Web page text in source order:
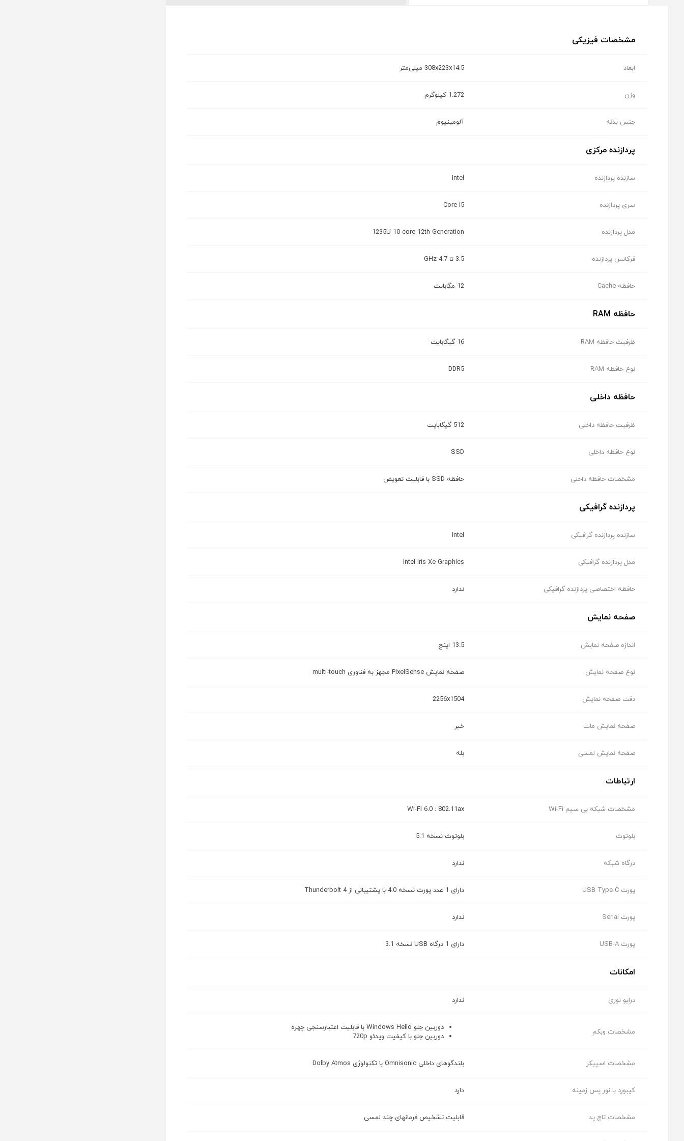
مشخصات فیزیکی
ابعاد 308x223x14.5 میلی‌متر
وزن 1.272 کیلوگرم
جنس بدنه آلومینیوم
پردازنده مرکزی
سازنده پردازنده Intel
سری پردازنده Core i5
مدل پردازنده 1235U 10-core 12th Generation
فرکانس پردازنده 3.5 تا 4.7 GHz
حافظه Cache 12 مگابایت
حافظه RAM
ظرفیت حافظه RAM 16 گیگابایت
نوع حافظه RAM DDR5
حافظه داخلی
ظرفیت حافظه داخلی 512 گیگابایت
نوع حافظه داخلی SSD
مشخصات حافظه داخلی حافظه SSD با قابلیت تعویض
پردازنده گرافیکی
سازنده پردازنده گرافیکی Intel
مدل پردازنده گرافیکی Intel Iris Xe Graphics
حافظه اختصاصی پردازنده گرافیکی ندارد
صفحه نمایش
اندازه صفحه نمایش 13.5 اینچ
نوع صفحه نمایش صفحه نمایش PixelSense مجهز به فناوری multi-touch
دقت صفحه نمایش 2256x1504
صفحه نمایش مات خیر
صفحه نمایش لمسی بله
ارتباطات
مشخصات شبکه بی سیم Wi-Fi Wi-Fi 6.0 : 802.11ax
بلوتوث بلوتوث نسخه 5.1
درگاه شبکه ندارد
پورت USB Type-C دارای 1 عدد پورت نسخه 4.0 با پشتیبانی از Thunderbolt 4
پورت Serial ندارد
پورت USB-A دارای 1 درگاه USB نسخه 3.1
امکانات
درایو نوری ندارد
مشخصات وبکم
دوربین جلو Windows Hello با قابلیت اعتبارسنجی چهره
دوربین جلو با کیفیت ویدئو 720p
مشخصات اسپیکر بلندگوهای داخلی Omnisonic با تکنولوژی Dolby Atmos
کیبورد با نور پس زمینه دارد
مشخصات تاچ پد قابلیت تشخیص فرمانهای چند لمسی